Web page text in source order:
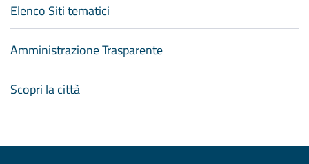
Elenco Siti tematici
Amministrazione Trasparente
Scopri la città